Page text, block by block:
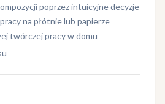
poprzez intuicyjne decyzje
na płótnie lub papierze
twórczej pracy w domu